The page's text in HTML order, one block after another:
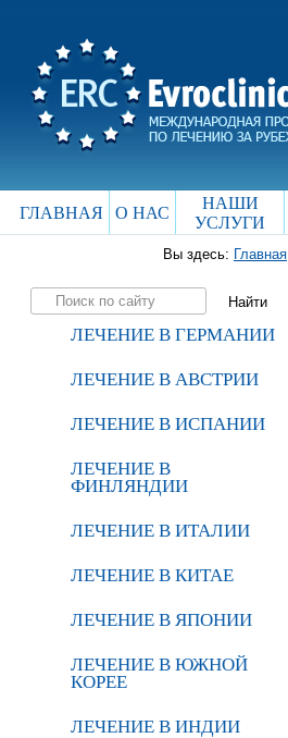
ГЛАВНАЯ О НАС
НАШИ
УСЛУГИ
Вы здесь: Главная
ЛЕЧЕНИЕ В ГЕРМАНИИ
ЛЕЧЕНИЕ В АВСТРИИ
ЛЕЧЕНИЕ В ИСПАНИИ
ЛЕЧЕНИЕ В
ФИНЛЯНДИИ
ЛЕЧЕНИЕ В ИТАЛИИ
ЛЕЧЕНИЕ В КИТАЕ
ЛЕЧЕНИЕ В ЯПОНИИ
ЛЕЧЕНИЕ В ЮЖНОЙ
КОРЕЕ
ЛЕЧЕНИЕ В ИНДИИ